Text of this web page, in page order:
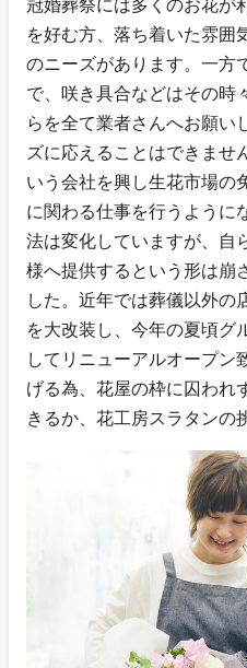
冠婚葬祭には多くのお花が
を好む方、落ち着いた雰囲
のニーズがあります。一方
で、咲き具合などはその時
らを全て業者さんへお願い
ズに応えることはできませ
いう会社を興し生花市場の
に関わる仕事を行うように
法は変化していますが、自
様へ提供するという形は崩
した。近年では葬儀以外の
を大改装し、今年の夏頃グ
してリニューアルオープン
げる為、花屋の枠に囚われ
きるか、花工房スラタンの